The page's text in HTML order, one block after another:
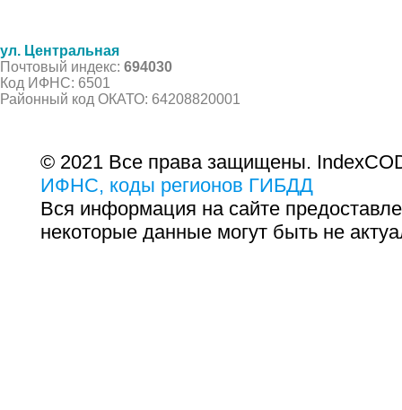
ул. Центральная
Почтовый индекс: 694030
Код ИФНС: 6501
Районный код ОКАТО: 64208820001
© 2021 Все права защищены.
ИФНС, коды регионов ГИБДД
Вся информация на сайте
некоторые данные могут быть не